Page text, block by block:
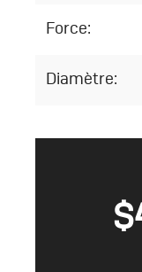
Force:
Diamètre:
$